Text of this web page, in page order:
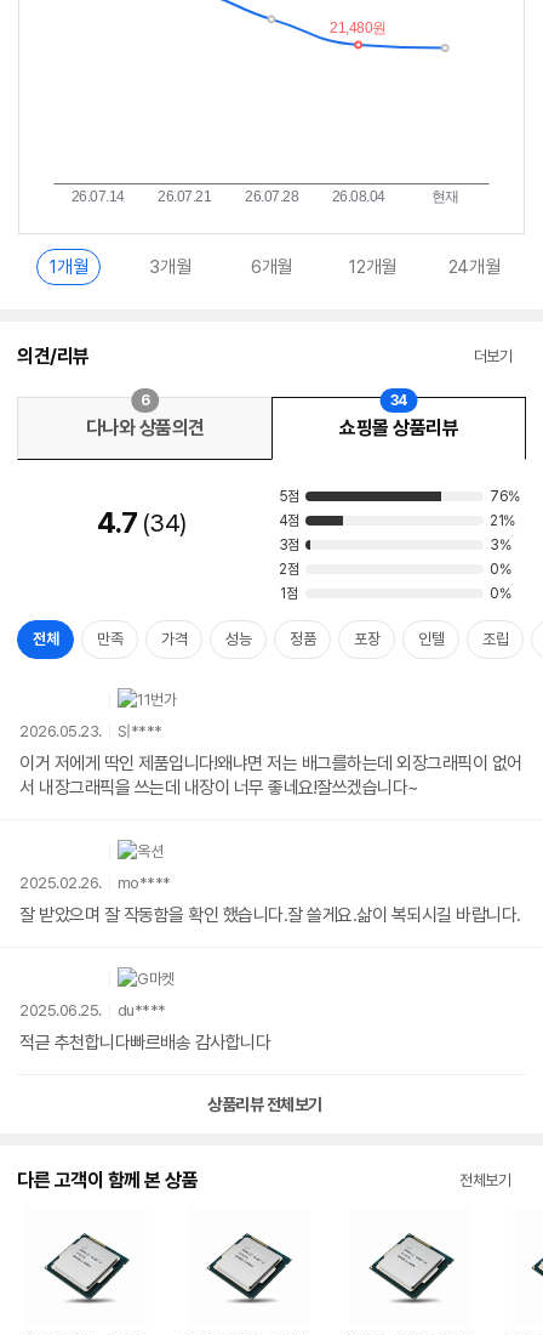
1개월 3개월 6개월 12개월 24개월
의견/리뷰 더보기
다나와 상품의견
6
쇼핑몰 상품리뷰
34
4.7 34
5점
76%
4점
21%
3점
3%
2점
0%
1점
0%
전체 만족 가격 성능 정품 포장 인텔 조립
2026.05.23. S|****
이거 저에게 딱인 제품입니다!왜냐면 저는 배그를하는데 외장그래픽이 없어
서 내장그래픽을 쓰는데 내장이 너무 좋네요!잘쓰겠습니다~
2025.02.26. mo****
잘 받았으며 잘 작동함을 확인 했습니다.잘 쓸게요.삶이 복되시길 바랍니다.
2025.06.25. du****
적귿 추천합니다빠르배송 감사합니다
상품리뷰 전체보기
다른 고객이 함께 본 상품 전체보기